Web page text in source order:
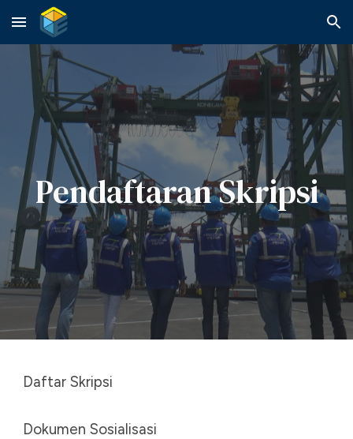
Skip to main content Skip to navigation
Pendaftaran Skripsi
Daftar Skripsi
Dokumen Sosialisasi